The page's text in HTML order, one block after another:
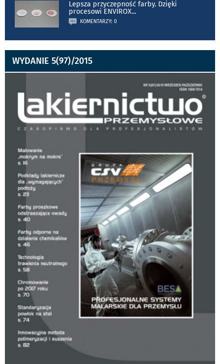
Lepsza przyczepność farby. Dzięki
procesowi ENVIROX...
KOMENTARZY: 0
WYDANIE 5(97)/2015